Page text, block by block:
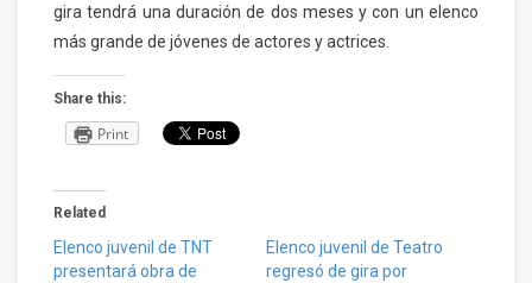
gira tendrá una duración de dos meses y con un elenco
más grande de jóvenes de actores y actrices.
Share this:
Print
Related
Elenco juvenil de TNT
presentará obra de
Elenco juvenil de Teatro
regresó de gira por